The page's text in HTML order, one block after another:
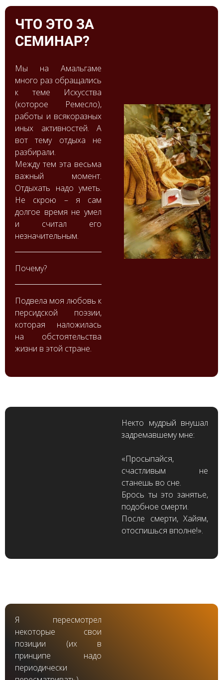
ЧТО ЭТО ЗА
СЕМИНАР?
Мы на Амальгаме
много раз обращались
к теме Искусства
(которое Ремесло),
работы и всякоразных
иных активностей. А
вот тему отдыха не
разбирали.
Между тем эта весьма
важный момент.
Отдыхать надо уметь.
Не скрою – я сам
долгое время не умел
и считал его
незначительным.
Почему?
Подвела моя любовь к
персидской поэзии,
которая наложилась
на обстоятельства
жизни в этой стране.
Некто мудрый внушал
задремавшему мне:
«Просыпайся,
счастливым не
станешь во сне.
Брось ты это занятье,
подобное смерти.
После смерти, Хайям,
отоспишься вполне!».
Я пересмотрел
некоторые свои
позиции (их в
принципе надо
периодически